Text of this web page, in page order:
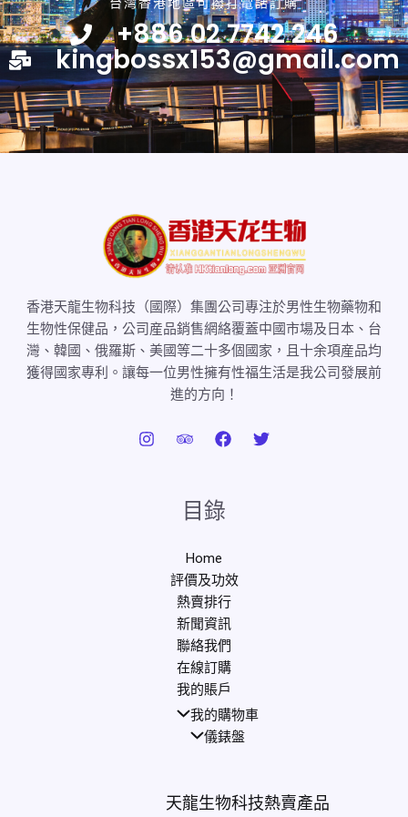
+886 02 7742 246
kingbossx153@gmail.com
香港天龍生物科技（國際）集團公司專注於男性生物藥物和
生物性保健品，公司産品銷售網絡覆蓋中國市場及日本、台
灣、韓國、俄羅斯、美國等二十多個國家，且十余項産品均
獲得國家專利。讓每一位男性擁有性福生活是我公司發展前
進的方向！
目錄
Home
評價及功效
熱賣排行
新聞資訊
聯絡我們
在線訂購
我的賬戶
我的購物車
儀錶盤
天龍生物科技熱賣產品